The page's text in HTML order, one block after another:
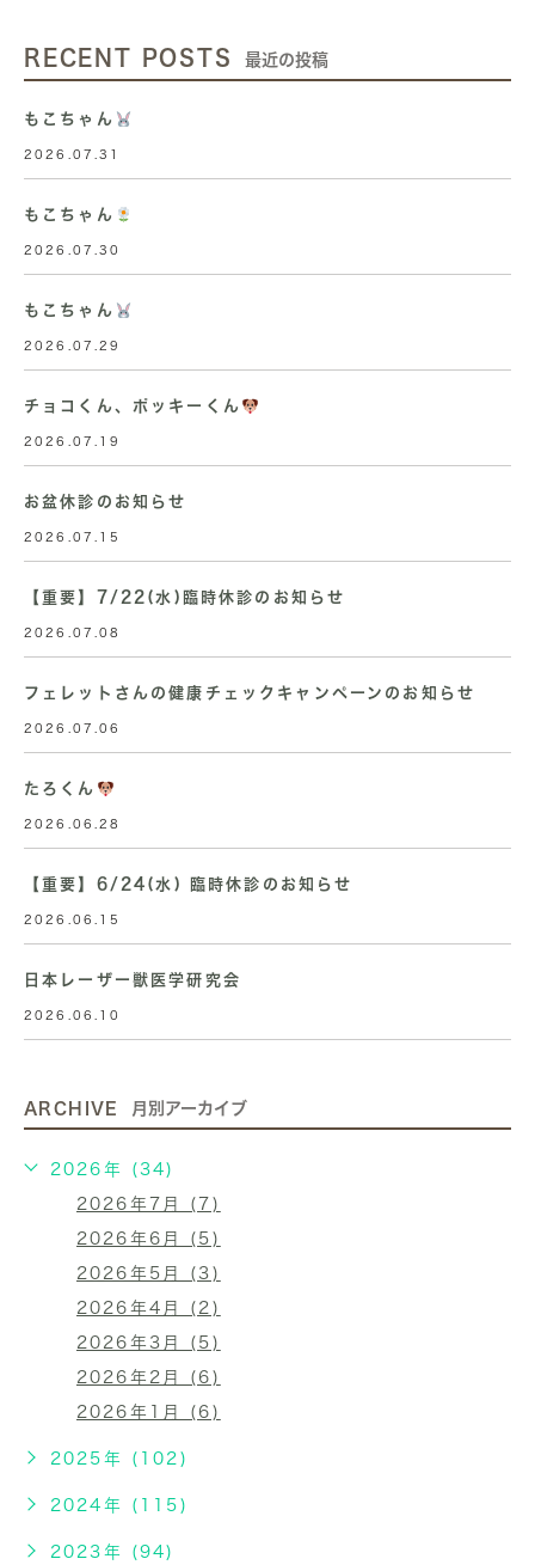
RECENT POSTS 最近の投稿
もこちゃん
2026.07.31
もこちゃん
2026.07.30
もこちゃん
2026.07.29
チョコくん、ポッキーくん
2026.07.19
お盆休診のお知らせ
2026.07.15
【重要】7/22(水)臨時休診のお知らせ
2026.07.08
フェレットさんの健康チェックキャンペーンのお知らせ
2026.07.06
たろくん
2026.06.28
【重要】6/24(水) 臨時休診のお知らせ
2026.06.15
日本レーザー獣医学研究会
2026.06.10
ARCHIVE 月別アーカイブ
2026年 (34)
2026年7月 (7)
2026年6月 (5)
2026年5月 (3)
2026年4月 (2)
2026年3月 (5)
2026年2月 (6)
2026年1月 (6)
2025年 (102)
2024年 (115)
2023年 (94)